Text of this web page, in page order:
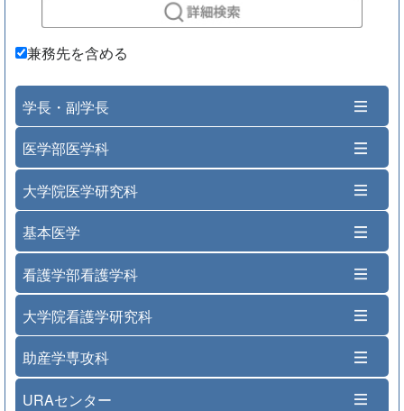
兼務先を含める
学長・副学長
医学部医学科
大学院医学研究科
基本医学
看護学部看護学科
大学院看護学研究科
助産学専攻科
URAセンター